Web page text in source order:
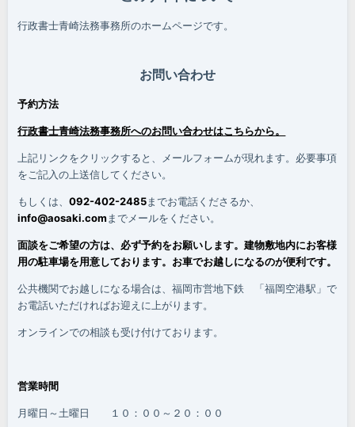
行政書士青崎法務事務所のホームページです。
お問い合わせ
予約方法
行政書士青崎法務事務所へのお問い合わせはこちらから。
上記リンクをクリックすると、メールフォームが現れます。必要事項
をご記入の上送信してください。
もしくは、092-402-2485までお電話くださるか、
info@aosaki.com までメールをください。
面談をご希望の方は、必ず予約をお願いします。建物敷地内にお客様
用の駐車場を用意しております。お車でお越しになるのが便利です。
公共機関でお越しになる場合は、福岡市営地下鉄 「福岡空港駅」で
お電話いただければお迎えに上がります。
オンラインでの相談も受け付けております。
営業時間
月曜日～土曜日 １０：００～２０：００